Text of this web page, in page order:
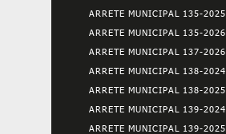
ARRETE MUNICIPAL 135-2025
ARRETE MUNICIPAL 135-2026
ARRETE MUNICIPAL 137-2026
ARRETE MUNICIPAL 138-2024
ARRETE MUNICIPAL 138-2025
ARRETE MUNICIPAL 139-2024
ARRETE MUNICIPAL 139-2025